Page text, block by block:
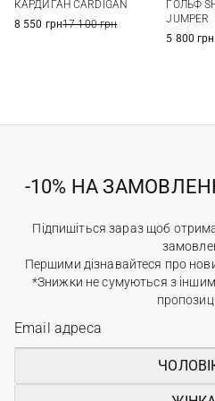
КАРДИГАН CARDIGAN
8 550 грн17 100 грн
ГОЛЬФ
JUMPER
5 800 грн
-10% НА
Підпишіться зараз щоб
Першими дізнавайтеся про
*Знижки не сумуються з